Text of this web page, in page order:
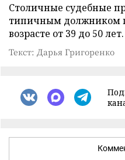
Столичные судебные
типичным должником
возрасте от 39 до 50 лет.
Текст: Дарья Григоренко